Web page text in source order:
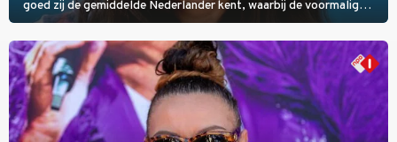
goed zij de gemiddelde Nederlander kent, waarbij de voormalig
hoofdredacteur van modebladen Glamour en Elle het samen met
rapper Keizer opneemt tegen Edson da Graça en Marc-Marie
Huijbregts.